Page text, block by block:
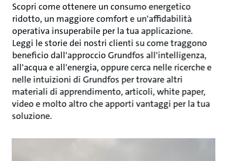
Scopri come ottenere un consumo energetico
ridotto, un maggiore comfort e un'affidabilità
operativa insuperabile per la tua applicazione.
Leggi le storie dei nostri clienti su come traggono
beneficio dall'approccio Grundfos all'intelligenza,
all'acqua e all'energia, oppure cerca nelle ricerche e
nelle intuizioni di Grundfos per trovare altri
materiali di apprendimento, articoli, white paper,
video e molto altro che apporti vantaggi per la tua
soluzione.